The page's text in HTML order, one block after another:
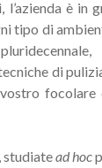
l’azienda è in
tipo di
di
focolare
studiatead hoc